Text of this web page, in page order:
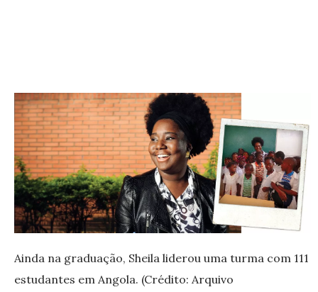
Ainda na graduação, Sheila liderou uma turma com 111
estudantes em Angola. (Crédito: Arquivo